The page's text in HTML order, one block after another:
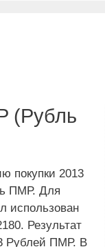
(Рубль
покупки 2013
ПМР. Для
использован
Результат
Рублей ПМР. В